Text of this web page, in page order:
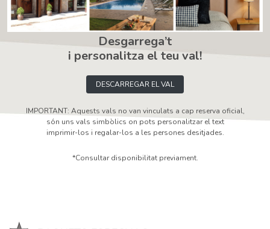
Desgarrega’t
i personalitza el teu val!
DESCARREGAR EL VAL
IMPORTANT: Aquests vals no van vinculats a cap reserva oficial,
són uns vals simbòlics on pots personalitzar el text
imprimir-los i regalar-los a les persones desitjades.
*Consultar disponibilitat previament.